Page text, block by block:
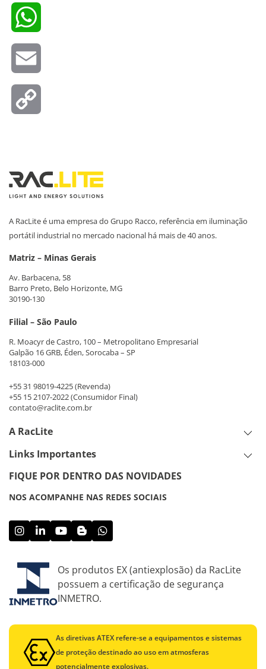
A RacLite é uma empresa do Grupo Racco, referência em iluminação
portátil industrial no mercado nacional há mais de 40 anos.
Matriz – Minas Gerais
Av. Barbacena, 58
Barro Preto, Belo Horizonte, MG
30190-130
Filial – São Paulo
R. Moacyr de Castro, 100 – Metropolitano Empresarial
Galpão 16 GRB, Éden, Sorocaba – SP
18103-000
+55 31 98019-4225(Revenda)
+55 15 2107-2022(Consumidor Final)
contato@raclite.com.br
A RacLite
Links Importantes
FIQUE POR DENTRO DAS NOVIDADES
NOS ACOMPANHE NAS REDES SOCIAIS
Os produtos EX (antiexplosão) da RacLite
possuem a certificação de segurança
INMETRO.
As diretivas ATEX refere-se a equipamentos e sistemas
de proteção destinado ao uso em atmosferas
potencialmente explosivas.